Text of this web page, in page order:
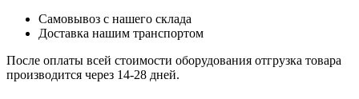
Самовывоз с нашего склада
Доставка нашим транспортом
После оплаты всей стоимости оборудования отгрузка товара
производится через 14-28 дней.